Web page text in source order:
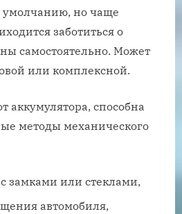
умолчанию, но чаще
заботиться о
самостоятельно. Может
или комплексной.
аккумулятора, способна
методы механического
замками или стеклами,
автомобиля,